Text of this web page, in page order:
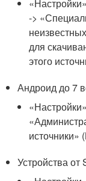
->
для
этого
Андроид до 7
источники»
Устройства от